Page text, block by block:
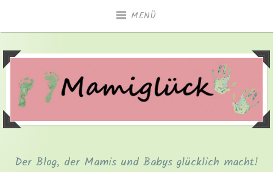
MENÜ
Der Blog, der Mamis und Babys glücklich macht!